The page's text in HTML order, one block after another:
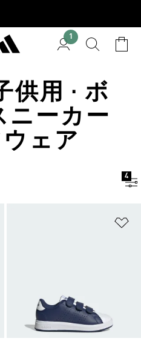
1
供用 · ボ
ニーカー
ェア
4